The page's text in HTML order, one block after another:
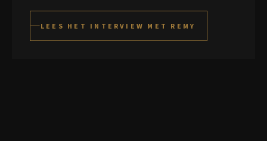
LEES HET INTERVIEW MET REMY